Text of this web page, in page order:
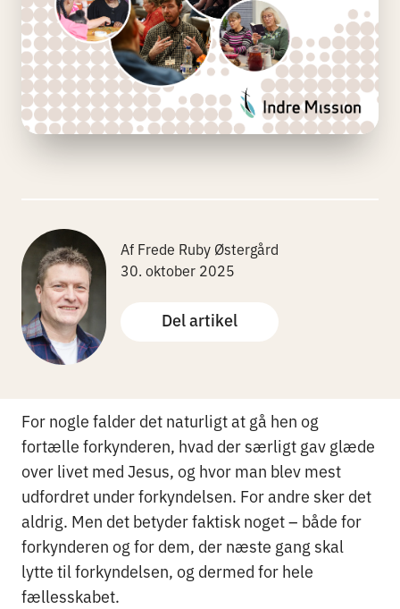
Af Frede Ruby Østergård
30. oktober 2025
Del artikel
For nogle falder det naturligt at gå hen og
fortælle forkynderen, hvad der særligt gav glæde
over livet med Jesus, og hvor man blev mest
udfordret under forkyndelsen. For andre sker det
aldrig. Men det betyder faktisk noget – både for
forkynderen og for dem, der næste gang skal
lytte til forkyndelsen, og dermed for hele
fællesskabet.